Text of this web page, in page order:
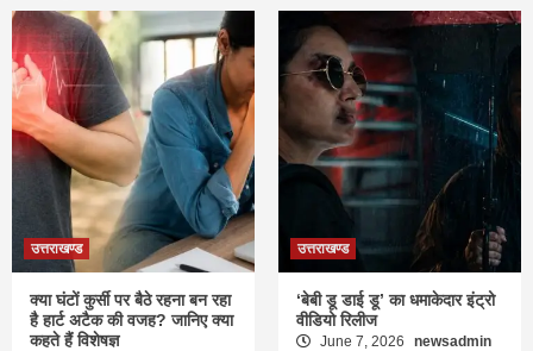
उत्तराखण्ड
क्या घंटों कुर्सी पर बैठे रहना बन रहा
है हार्ट अटैक की वजह? जानिए क्या
कहते हैं विशेषज्ञ
उत्तराखण्ड
‘बेबी डू डाई डू’ का धमाकेदार इंट्रो
वीडियो रिलीज
June 7, 2026 newsadmin